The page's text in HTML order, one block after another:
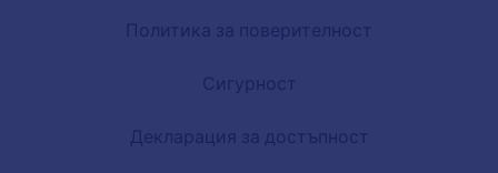
Политика за поверителност
Сигурност
Декларация за достъпност